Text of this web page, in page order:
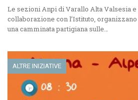
Le sezioni Anpi di Varallo Alta Valsesia
collaborazione con l’Istituto,
una camminata partigiana sulle…
ALTRE INIZIATIVE